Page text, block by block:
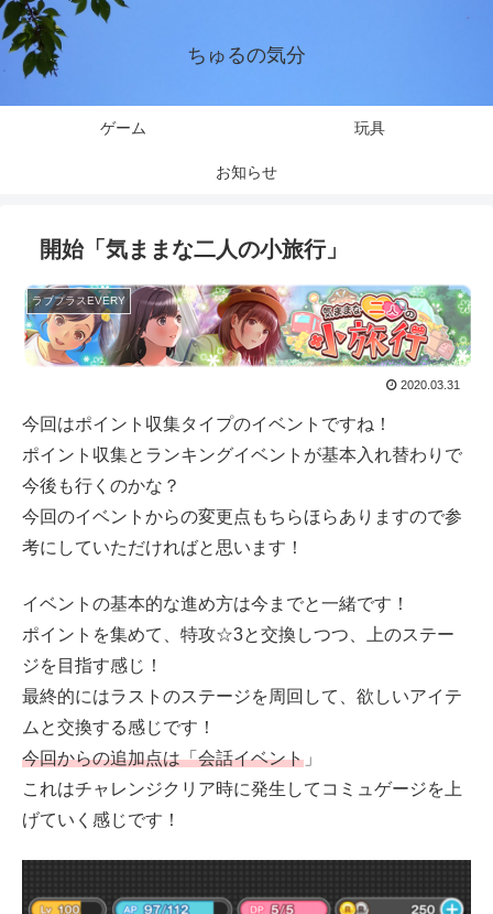
ちゅるの気分
ゲーム 玩具
お知らせ
開始「気ままな二人の小旅行」
ラブプラスEVERY
2020.03.31
今回はポイント収集タイプのイベントですね！
ポイント収集とランキングイベントが基本入れ替わりで
今後も行くのかな？
今回のイベントからの変更点もちらほらありますので参
考にしていただければと思います！
イベントの基本的な進め方は今までと一緒です！
ポイントを集めて、特攻☆3と交換しつつ、上のステー
ジを目指す感じ！
最終的にはラストのステージを周回して、欲しいアイテ
ムと交換する感じです！
今回からの追加点は「会話イベント 」
これはチャレンジクリア時に発生してコミュゲージを上
げていく感じです！